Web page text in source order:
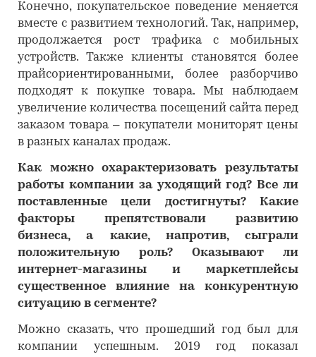
Конечно, покупательское поведение меняется
вместе с развитием технологий. Так, например,
продолжается рост трафика с мобильных
устройств. Также клиенты становятся более
прайсориентированными, более разборчиво
подходят к покупке товара. Мы наблюдаем
увеличение количества посещений сайта перед
заказом товара – покупатели мониторят цены
в разных каналах продаж.
Как можно охарактеризовать результаты
работы компании за уходящий год? Все ли
поставленные цели достигнуты? Какие
факторы препятствовали развитию
бизнеса, а какие, напротив, сыграли
положительную роль? Оказывают ли
интернет-магазины и маркетплейсы
существенное влияние на конкурентную
ситуацию в сегменте?
Можно сказать, что прошедший год был для
компании успешным. 2019 год показал